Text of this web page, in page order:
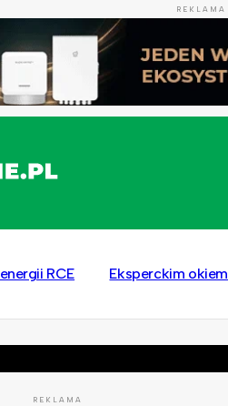
REKLAMA
RCE Eksperckim okiem
REKLAMA